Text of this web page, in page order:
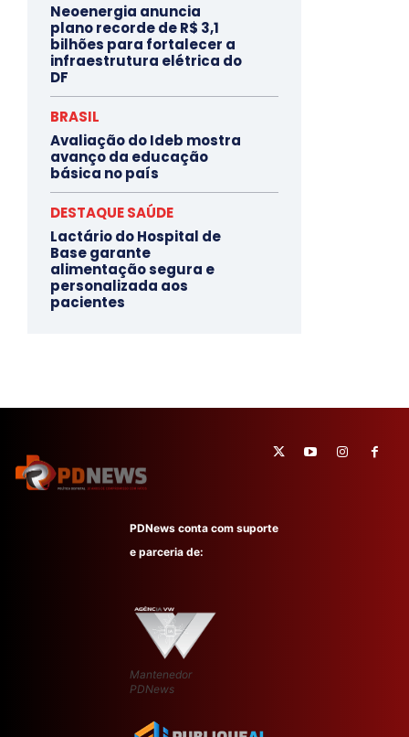
Neoenergia anuncia
plano recorde de R$ 3,1
bilhões para fortalecer a
infraestrutura elétrica do
DF
BRASIL
Avaliação do Ideb mostra
avanço da educação
básica no país
DESTAQUE SAÚDE
Lactário do Hospital de
Base garante
alimentação segura e
personalizada aos
pacientes
PDNews conta com suporte
e parceria de:
Mantenedor
PDNews